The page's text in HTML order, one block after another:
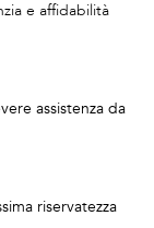
e affidabilità
assistenza da
riservatezza